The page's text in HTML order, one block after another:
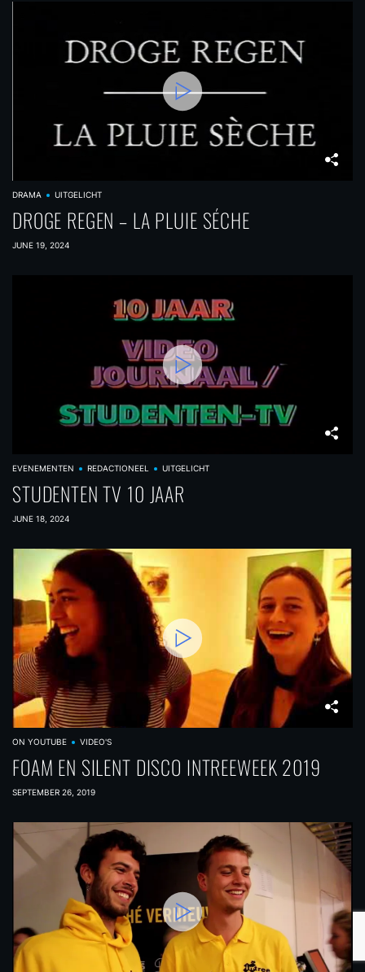
DRAMA UITGELICHT
DROGE REGEN – LA PLUIE SÉCHE
JUNE 19, 2024
EVENEMENTEN REDACTIONEEL UITGELICHT
STUDENTEN TV 10 JAAR
JUNE 18, 2024
ON YOUTUBE VIDEO'S
FOAM EN SILENT DISCO INTREEWEEK 2019
SEPTEMBER 26, 2019